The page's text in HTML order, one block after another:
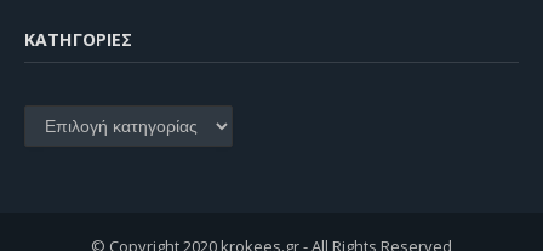
KΑΤΗΓΟΡΊΕΣ
Kατηγορίες
© Copyright 2020 krokees.gr - All Rights Reserved